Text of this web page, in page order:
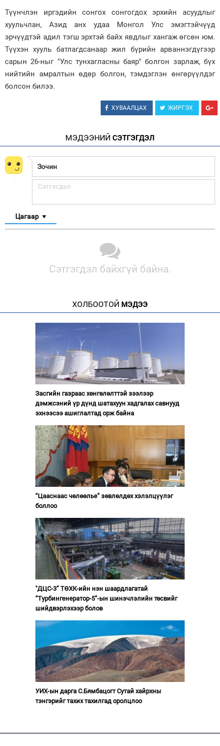
Түүнчлэн иргэдийн сонгох сонгогдох эрхийн асуудлыг
хуульчлан, Азид анх удаа Монгол Улс эмэгтэйчүүд
эрчүүдтэй адил тэгш эрхтэй байх явдлыг хангаж өгсөн юм.
Түүхэн хууль батлагдсанаар жил бүрийн арваннэгдүгээр
сарын 26-ныг "Улс тунхагласны баяр" болгон зарлаж, бүх
нийтийн амралтын өдөр болгон, тэмдэглэн өнгөрүүлдэг
болсон билээ.
ХУВААЛЦАХ ЖИРГЭХ
МЭДЭЭНИЙ СЭТГЭГДЭЛ
Цагаар
Сэтгэгдэл байхгүй байна.
ХОЛБООТОЙ МЭДЭЭ
Засгийн газраас хөнгөлөлттэй зээлээр
дэмжсэний үр дүнд шатахуун хадгалах савнууд
эхнээсээ ашиглалтад орж байна
“Цааснаас чөлөөлье” зөвлөлдөх хэлэлцүүлэг
боллоо
"ДЦС-3” ТӨХК-ийн нэн шаардлагатай
“Турбингенератор-5”-ын шинэчлэлийн төсвийг
шийдвэрлэхээр болов
УИХ-ын дарга С.Бямбацогт Сутай хайрхны
тэнгэрийг тахих тахилгад оролцлоо